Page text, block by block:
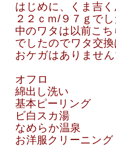
はじめに、くま吉
２２ｃｍ/９７ｇで
中のワタは以前こ
でしたのでワタ交
おケガはありませ
オフロ
綿出し洗い
基本ピーリング
ビ白スカ湯
なめらか温泉
お洋服クリーニン